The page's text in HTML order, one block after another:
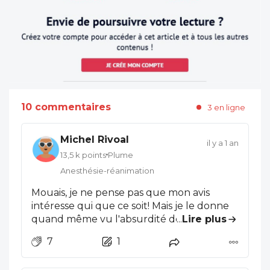
10 commentaires 3 en ligne
Michel Rivoal
13,5 k points Plume
Anesthésie-réanimation
il y a 1 an
Mouais, je ne pense pas que mon avis
intéresse qui que ce soit! Mais je le donne
quand même vu l'absurdité de la situation
cauchemar quand j'y réfléchis encore. Il
faudrait ou il aurait fallu? J'ai entamé ma
... Lire plus
7
1